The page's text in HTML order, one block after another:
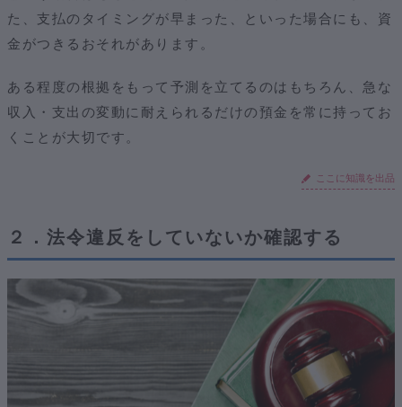
た、支払のタイミングが早まった、といった場合にも、資
金がつきるおそれがあります。
ある程度の根拠をもって予測を立てるのはもちろん、急な
収入・支出の変動に耐えられるだけの預金を常に持ってお
くことが大切です。
ここに知識を出品
２．法令違反をしていないか確認する